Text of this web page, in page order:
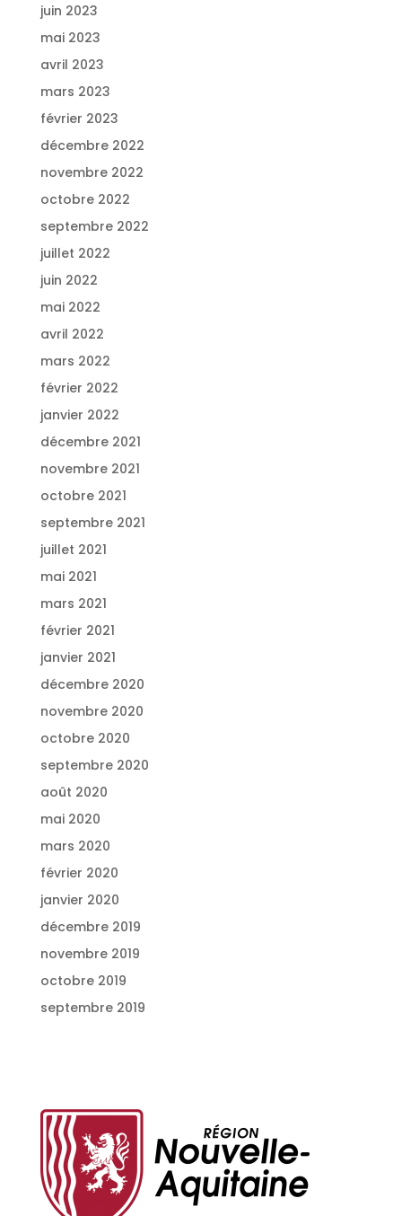
juin 2023
mai 2023
avril 2023
mars 2023
février 2023
décembre 2022
novembre 2022
octobre 2022
septembre 2022
juillet 2022
juin 2022
mai 2022
avril 2022
mars 2022
février 2022
janvier 2022
décembre 2021
novembre 2021
octobre 2021
septembre 2021
juillet 2021
mai 2021
mars 2021
février 2021
janvier 2021
décembre 2020
novembre 2020
octobre 2020
septembre 2020
août 2020
mai 2020
mars 2020
février 2020
janvier 2020
décembre 2019
novembre 2019
octobre 2019
septembre 2019